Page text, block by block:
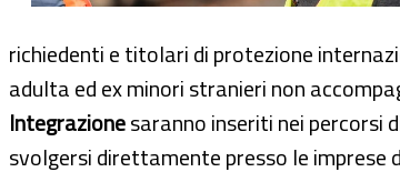
richiedenti e titolari di protezione
adulta ed ex minori stranieri non
Integrazionesaranno inseriti nei percorsi
svolgersi direttamente presso le